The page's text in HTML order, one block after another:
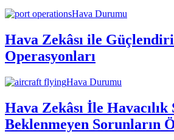
Hava Durumu
Hava Zekâsı ile
Operasyonları
Hava Durumu
Hava Zekâsı İle
Beklenmeyen Sorunların